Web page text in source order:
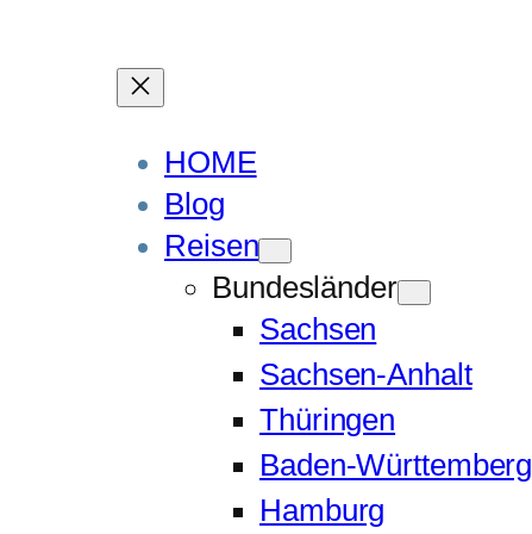
HOME
Blog
Reisen
Bundesländer
Sachsen
Sachsen-Anhalt
Thüringen
Baden-Württemberg
Hamburg